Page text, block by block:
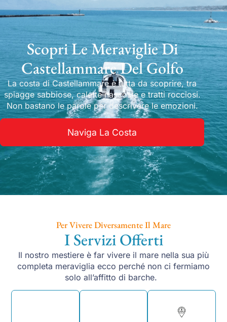
Scopri Le Meraviglie Di
Castellammare Del Golfo
La costa di Castellammare è tutta da scoprire, tra
spiagge sabbiose, calette nascoste e tratti rocciosi.
Non bastano le parole per descrivere le emozioni.
Naviga La Costa
Per Vivere Diversamente Il Mare
I Servizi Offerti
Il nostro mestiere è far vivere il mare nella sua più
completa meraviglia ecco perché non ci fermiamo
solo all’affitto di barche.